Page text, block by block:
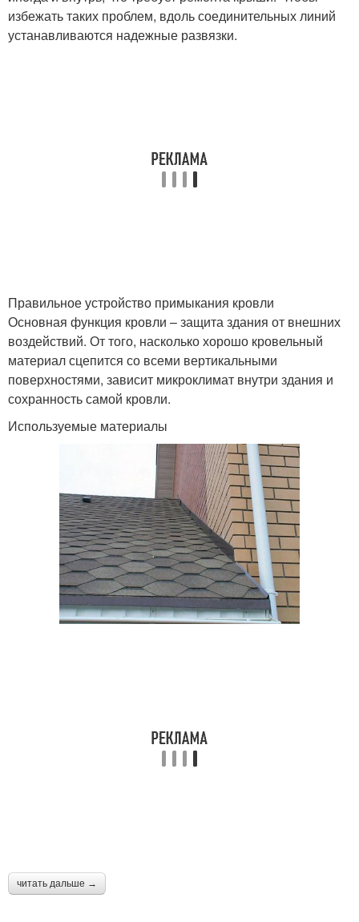
Кровли к круглой трубе Дымоход через кровлю
Кровля из
керамической и
Мягкая черепица
избежать таких проблем, вдоль соединительных линий
устанавливаются надежные развязки.
Правильное устройство примыкания кровли
Основная функция кровли – защита здания от внешних
воздействий. От того, насколько хорошо кровельный
материал сцепится со всеми вертикальными
поверхностями, зависит микроклимат внутри здания и
сохранность самой кровли.
Используемые материалы
читать дальше →